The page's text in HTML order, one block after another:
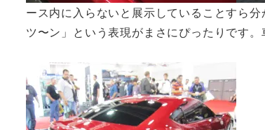
ース内に入らないと展示していることすら
ツ〜ン」という表現がまさにぴったりです